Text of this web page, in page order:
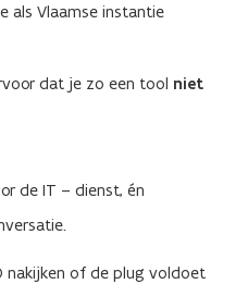
als Vlaamse instantie
dat je zo een tool niet
de IT – dienst, én
nakijken of de plug voldoet